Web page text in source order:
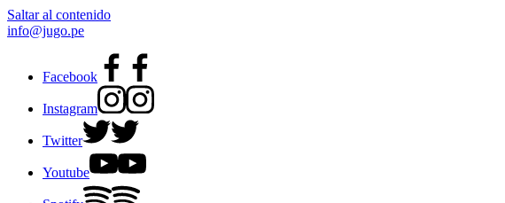
Saltar al contenido
info@jugo.pe
Facebook
Instagram
Twitter
Youtube